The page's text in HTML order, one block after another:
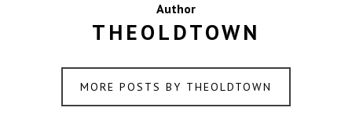
Author
THEOLDTOWN
MORE POSTS BY THEOLDTOWN